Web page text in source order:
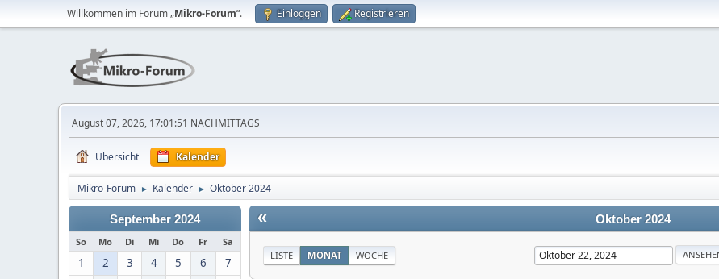
Willkommen im Forum „Mikro-Forum“. Einloggen Registrieren
August 07, 2026, 17:01:51 NACHMITTAGS
Übersicht Kalender
Mikro-Forum ► Kalender ► Oktober 2024
September 2024
So Mo Di Mi Do Fr Sa
1 2 3 4 5 6
7
« Oktober 2024
LISTE MONAT WOCHE